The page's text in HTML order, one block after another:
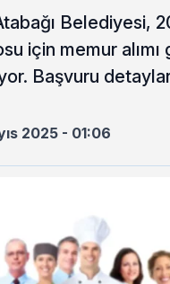
Belediyesi,
için memur
Başvuru
2025 - 01:06